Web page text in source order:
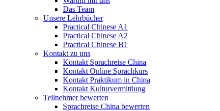
Das Team
Unsere Lehrbücher
Practical Chinese A1
Practical Chinese A2
Practical Chinese B1
Kontakt zu uns
Kontakt Sprachreise China
Kontakt Online Sprachkurs
Kontakt Praktikum in China
Kontakt Kulturvermittlung
Teilnehmer bewerten
Sprachreise China bewerten